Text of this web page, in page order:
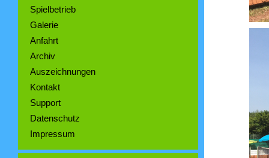
Spielbetrieb
Galerie
Anfahrt
Archiv
Auszeichnungen
Kontakt
Support
Datenschutz
Impressum